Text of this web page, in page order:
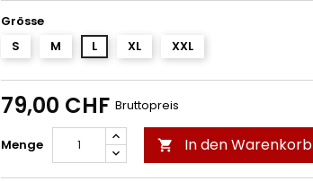
Grösse
S
M L XL XXL
79,00 CHF Bruttopreis
Menge  In den Warenkorb